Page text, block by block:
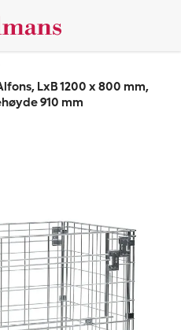
LxB 1200 x 800 mm,
910 mm